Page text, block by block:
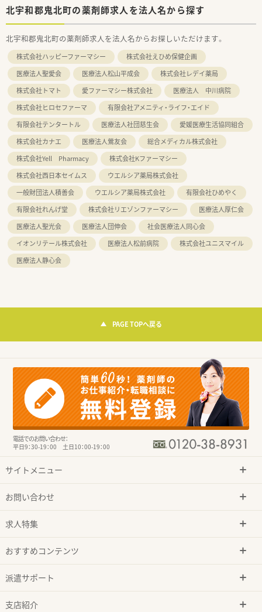
北宇和郡鬼北町の薬剤師求人を法人名から探す
北宇和郡鬼北町の薬剤師求人を法人名からお探しいただけます。
株式会社ハッピーファーマシー
株式会社えひめ保健企画
医療法人聖愛会
医療法人松山平成会
株式会社レデイ薬局
株式会社トマト
愛ファーマシー株式会社
医療法人 中川病院
株式会社ヒロセファーマ
有限会社アメニティ・ライフ・エイド
有限会社テンタートル
医療法人社団慈生会
愛媛医療生活協同組合
株式会社カナエ
医療法人鶯友会
総合メディカル株式会社
株式会社Yell Pharmacy
株式会社Kファーマシー
株式会社西日本セイムス
ウエルシア薬局株式会社
一般財団法人積善会
ウエルシア薬局株式会社
有限会社ひめやく
有限会社れんげ堂
株式会社リエゾンファーマシー
医療法人厚仁会
医療法人聖光会
医療法人団伸会
社会医療法人同心会
イオンリテール株式会社
医療法人松前病院
株式会社ユニスマイル
医療法人静心会
PAGE TOPへ戻る
電話でのお問い合わせ：
平日9：30-19：00 土日10：00-19：00
サイトメニュー
お問い合わせ
求人特集
おすすめコンテンツ
派遣サポート
支店紹介